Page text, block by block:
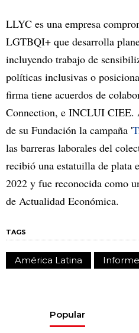
LLYC es una empresa
LGTBQI+ que desarrolla
incluyendo trabajo de
políticas inclusivas o
firma tiene acuerdos de
Connection, e INCLUI CIEE.
de su Fundación la campaña '
las barreras laborales del
recibió una estatuilla de plata
2022 y fue reconocida como
de Actualidad Económica.
TAGS
América Latina Informe
Popular